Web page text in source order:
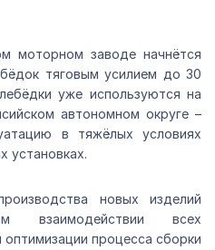
моторном заводе начнётся
тяговым усилием до 30
уже используются на
автономном округе –
в тяжёлых условиях
установках.
новых изделий
взаимодействии всех
процесса сборки